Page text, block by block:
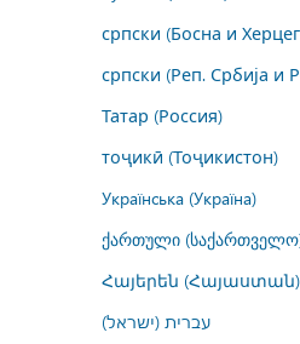
српски (Босна и
српски (Реп. Србија и
Татар (Россия)
тоҷикӣ (Тоҷикистон)
Українська (Україна)
ქართული
Հայերեն (Հայաստան)
עברית (ישראל)